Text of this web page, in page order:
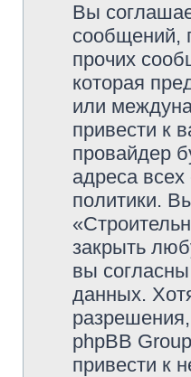
Вы
сообщений,
прочих
которая
или
привести к
провайдер
адреса
политики.
закрыть
вы
данных.
phpBB
привести к